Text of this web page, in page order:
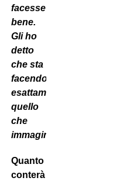
facesse
bene.
Gli ho
detto
che sta
facendo
esattamente
quello
che
immaginavo”.
Quanto
conterà